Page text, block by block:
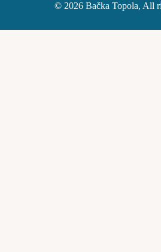
© 2026 Bačka Topola, All